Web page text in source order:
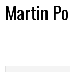
Martin